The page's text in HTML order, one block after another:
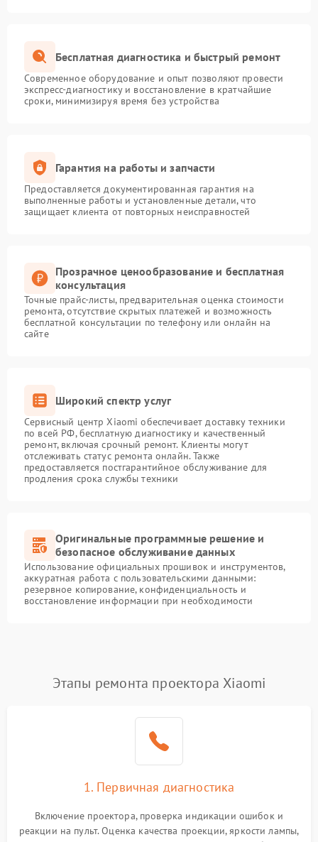
Бесплатная диагностика и быстрый ремонт
Современное оборудование и опыт позволяют провести
экспресс-диагностику и восстановление в кратчайшие
сроки, минимизируя время без устройства
Гарантия на работы и запчасти
Предоставляется документированная гарантия на
выполненные работы и установленные детали, что
защищает клиента от повторных неисправностей
Прозрачное ценообразование и бесплатная
консультация
Точные прайс-листы, предварительная оценка стоимости
ремонта, отсутствие скрытых платежей и возможность
бесплатной консультации по телефону или онлайн на
сайте
Широкий спектр услуг
Сервисный центр Xiaomi обеспечивает доставку техники
по всей РФ, бесплатную диагностику и качественный
ремонт, включая срочный ремонт. Клиенты могут
отслеживать статус ремонта онлайн. Также
предоставляется постгарантийное обслуживание для
продления срока службы техники
Оригинальные программные решение и
безопасное обслуживание данных
Использование официальных прошивок и инструментов,
аккуратная работа с пользовательскими данными:
резервное копирование, конфиденциальность и
восстановление информации при необходимости
Этапы ремонта проектора Xiaomi
1. Первичная диагностика
Включение проектора, проверка индикации ошибок и
реакции на пульт. Оценка качества проекции, яркости лампы,